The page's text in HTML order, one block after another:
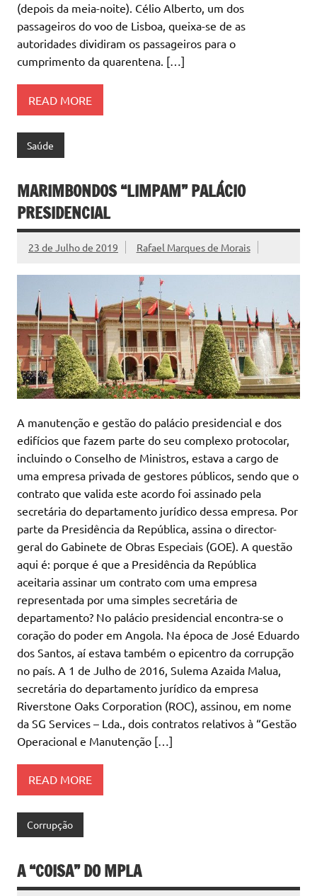
(depois da meia-noite). Célio Alberto, um dos
passageiros do voo de Lisboa, queixa-se de as
autoridades dividiram os passageiros para o
cumprimento da quarentena. […]
READ MORE
Saúde
MARIMBONDOS “LIMPAM” PALÁCIO
PRESIDENCIAL
23 de Julho de 2019 Rafael Marques de Morais
A manutenção e gestão do palácio presidencial e dos
edifícios que fazem parte do seu complexo protocolar,
incluindo o Conselho de Ministros, estava a cargo de
uma empresa privada de gestores públicos, sendo que o
contrato que valida este acordo foi assinado pela
secretária do departamento jurídico dessa empresa. Por
parte da Presidência da República, assina o director-
geral do Gabinete de Obras Especiais (GOE). A questão
aqui é: porque é que a Presidência da República
aceitaria assinar um contrato com uma empresa
representada por uma simples secretária de
departamento? No palácio presidencial encontra-se o
coração do poder em Angola. Na época de José Eduardo
dos Santos, aí estava também o epicentro da corrupção
no país. A 1 de Julho de 2016, Sulema Azaida Malua,
secretária do departamento jurídico da empresa
Riverstone Oaks Corporation (ROC), assinou, em nome
da SG Services – Lda., dois contratos relativos à “Gestão
Operacional e Manutenção […]
READ MORE
Corrupção
A “COISA” DO MPLA